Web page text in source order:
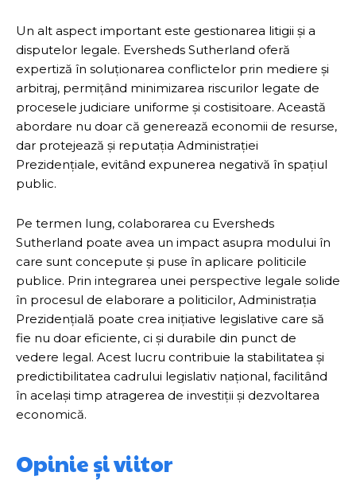
Un alt aspect important este gestionarea litigii și a
disputelor legale. Eversheds Sutherland oferă
expertiză în soluționarea conflictelor prin mediere și
arbitraj, permițând minimizarea riscurilor legate de
procesele judiciare uniforme și costisitoare. Această
abordare nu doar că generează economii de resurse,
dar protejează și reputația Administrației
Prezidențiale, evitând expunerea negativă în spațiul
public.
Pe termen lung, colaborarea cu Eversheds
Sutherland poate avea un impact asupra modului în
care sunt concepute și puse în aplicare politicile
publice. Prin integrarea unei perspective legale solide
în procesul de elaborare a politicilor, Administrația
Prezidențială poate crea inițiative legislative care să
fie nu doar eficiente, ci și durabile din punct de
vedere legal. Acest lucru contribuie la stabilitatea și
predictibilitatea cadrului legislativ național, facilitând
în același timp atragerea de investiții și dezvoltarea
economică.
Opinie și viitor